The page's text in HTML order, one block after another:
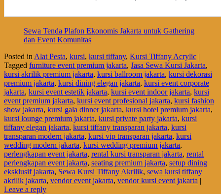
Sewa Tenda Plafon Ekonomis Jakarta untuk Gathering
dan Event Komunitas
Posted in Alat Pesta, kursi, kursi tiffany, Kursi Tiffany Acrylic |
Tagged furniture event premium jakarta, Jasa Sewa Kursi Jakarta,
kursi akrilik premium jakarta, kursi ballroom jakarta, kursi dekorasi
premium jakarta, kursi dining elegan jakarta, kursi event corporate
jakarta, kursi event estetik jakarta, kursi event indoor jakarta, kursi
event premium jakarta, kursi event profesional jakarta, kursi fashion
show jakarta, kursi gala dinner jakarta, kursi hotel premium jakarta,
kursi lounge premium jakarta, kursi private party jakarta, kursi
tiffany elegan jakarta, kursi tiffany transparan jakarta, kursi
transparan modern jakarta, kursi vip transparan jakarta, kursi
wedding modern jakarta, kursi wedding premium jakarta,
perlengkapan event jakarta, rental kursi transparan jakarta, rental
perlengkapan event jakarta, seating premium jakarta, setup dining
eksklusif jakarta, Sewa Kursi Tiffany Akrilik, sewa kursi tiffany
akrilik jakarta, vendor event jakarta, vendor kursi event jakarta |
Leave a reply